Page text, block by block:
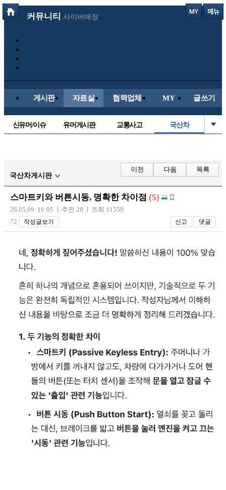
커뮤니티 사이버매장
게시판 자료실 협력업체 MY 글쓰기
신유머/이슈 유머게시판 교통사고 국산차
자유사진 군사/무기
트럭/버스
장착시공사진
국산차게시판
이전 다음 목록
스마트키와 버튼시동, 명확한 차이점 (5)
26.05.09 16:05 추천 28
조회 11559
72
작성글보기 신고 댓글